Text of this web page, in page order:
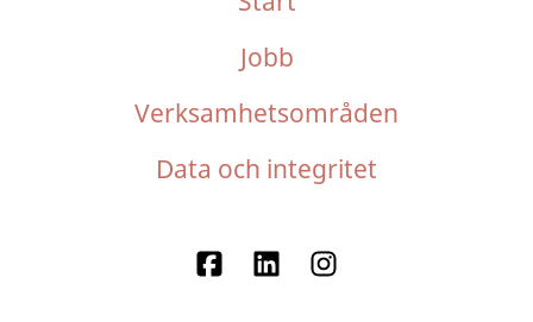
Jobb
Verksamhetsområden
Data och integritet